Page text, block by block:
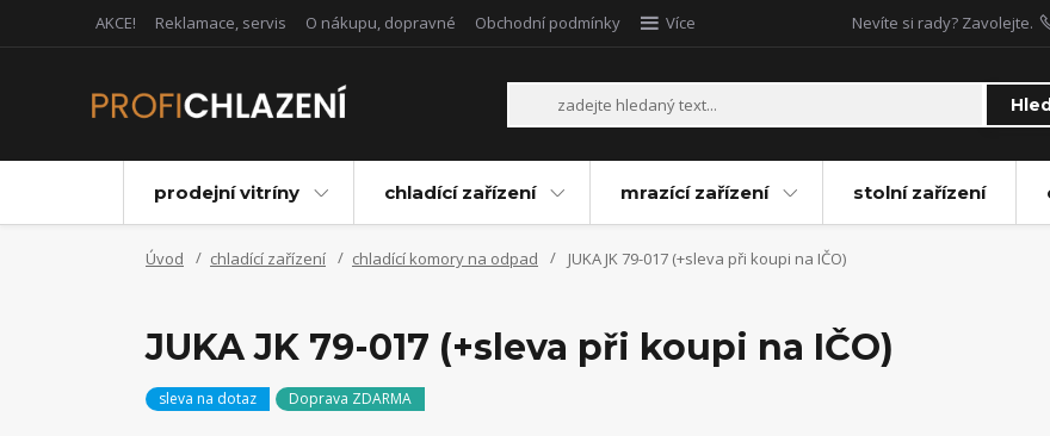
AKCE! Reklamace, servis O nákupu, dopravné Obchodní podmínky Více Nevíte si rady? Zavolejte.
prodejní vitríny chladící zařízení mrazící zařízení stolní zařízení
Úvod chladící zařízení chladící komory na odpad JUKA JK 79-017 (+sleva při koupi na IČO)
JUKA JK 79-017 (+sleva při koupi na IČO)
sleva na dotaz Doprava ZDARMA